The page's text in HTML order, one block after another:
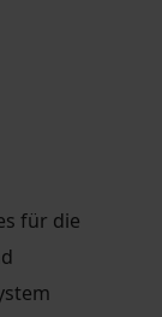
für die